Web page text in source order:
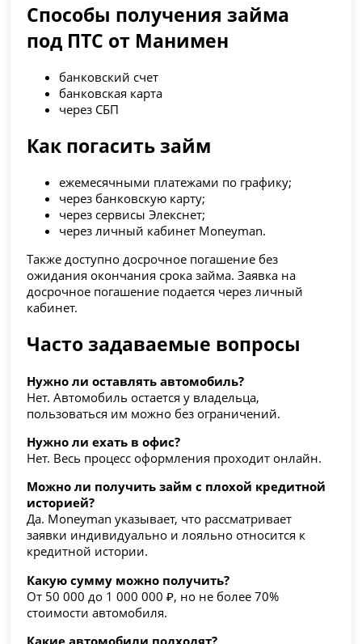
Способы получения займа
под ПТС от Манимен
банковский счет
банковская карта
через СБП
Как погасить займ
ежемесячными платежами по графику;
через банковскую карту;
через сервисы Элекснет;
через личный кабинет Moneyman.
Также доступно досрочное погашение без
ожидания окончания срока займа. Заявка на
досрочное погашение подается через личный
кабинет.
Часто задаваемые вопросы
Нужно ли оставлять автомобиль?
Нет. Автомобиль остается у владельца,
пользоваться им можно без ограничений.
Нужно ли ехать в офис?
Нет. Весь процесс оформления проходит онлайн.
Можно ли получить займ с плохой кредитной
историей?
Да. Moneyman указывает, что рассматривает
заявки индивидуально и лояльно относится к
кредитной истории.
Какую сумму можно получить?
От 50 000 до 1 000 000 ₽, но не более 70%
стоимости автомобиля.
Какие автомобили подходят?